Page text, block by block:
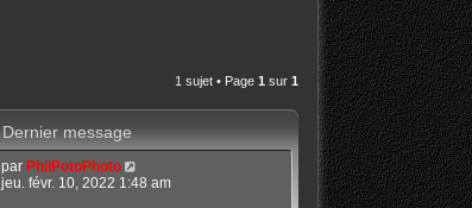
1 sujet • Page 1 sur 1
Dernier message
par PhilPotoPhoto
jeu. févr. 10, 2022 1:48 am